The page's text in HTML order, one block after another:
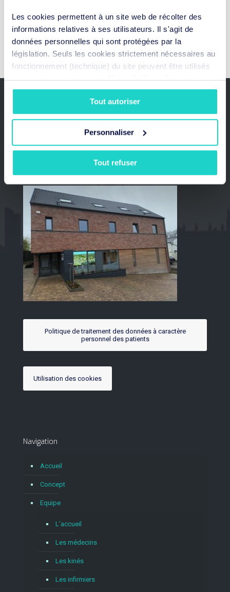
Les cookies permettent à un site web de récolter des
informations relatives à ses utilisateurs. Il s'agit de
données personnelles qui sont protégées par la
législation. Seuls les cookies strictement nécessaires au
fonctionnement (technique) du site peuvent être utilisés
types de cookies qu'avec votre accord. Vous pouvez à
tout moment révoquer votre consentement ou en modifier
la portée.
Tout autoriser
Personnaliser
Tout refuser
Lire plus
Comments are closed.
Politique de traitement des données à caractère
personnel des patients
Utilisation des cookies
Navigation
Accueil
Concept
Equipe
L’accueil
Les médecins
Les kinés
Les infirmiers